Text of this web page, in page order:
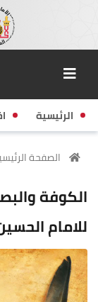
الرئيسية
الصفحة
الكوفة
للامام